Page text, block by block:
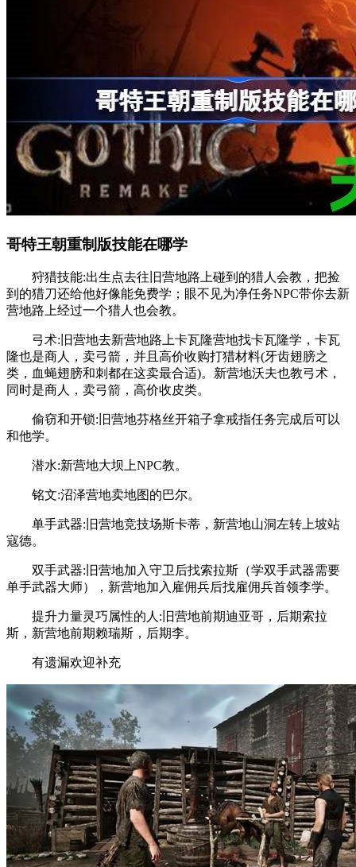
哥特王朝重制版技能在哪学
狩猎技能:出生点去往旧营地路上碰到的猎人会教，把捡
到的猎刀还给他好像能免费学；眼不见为净任务NPC带你去新
营地路上经过一个猎人也会教。
弓术:旧营地去新营地路上卡瓦隆营地找卡瓦隆学，卡瓦
隆也是商人，卖弓箭，并且高价收购打猎材料(牙齿翅膀之
类，血蝇翅膀和刺都在这卖最合适)。新营地沃夫也教弓术，
同时是商人，卖弓箭，高价收皮类。
偷窃和开锁:旧营地芬格丝开箱子拿戒指任务完成后可以
和他学。
潜水:新营地大坝上NPC教。
铭文:沼泽营地卖地图的巴尔。
单手武器:旧营地竞技场斯卡蒂，新营地山洞左转上坡站
寇德。
双手武器:旧营地加入守卫后找索拉斯（学双手武器需要
单手武器大师），新营地加入雇佣兵后找雇佣兵首领李学。
提升力量灵巧属性的人:旧营地前期迪亚哥，后期索拉
斯，新营地前期赖瑞斯，后期李。
有遗漏欢迎补充